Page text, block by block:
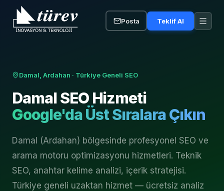
Posta Teklif Al
Damal, Ardahan · Türkiye Geneli SEO
DamalSEO Hizmeti
Google'da Üst Sıralara Çıkın
Damal (Ardahan) bölgesinde profesyonel SEO ve
arama motoru optimizasyonu hizmetleri. Teknik
SEO, anahtar kelime analizi, içerik stratejisi.
Türkiye geneli uzaktan hizmet — ücretsiz analiz